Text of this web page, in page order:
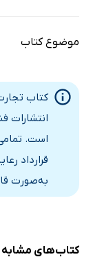
موضوع کتاب
کتاب
انتشارات
است.
قرارداد
به‌صورت
کتاب‌های مشابه